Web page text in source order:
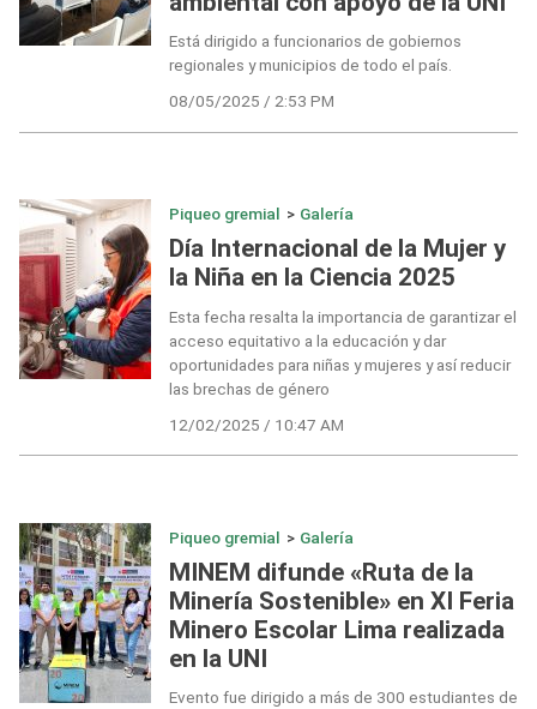
Está dirigido a funcionarios de gobiernos
regionales y municipios de todo el país.
08/05/2025 / 2:53 PM
Piqueo gremial > Galería
Día Internacional de la Mujer y
la Niña en la Ciencia 2025
Esta fecha resalta la importancia de garantizar el
acceso equitativo a la educación y dar
oportunidades para niñas y mujeres y así reducir
las brechas de género
12/02/2025 / 10:47 AM
Piqueo gremial > Galería
MINEM difunde «Ruta de la
Minería Sostenible» en XI Feria
Minero Escolar Lima realizada
en la UNI
Evento fue dirigido a más de 300 estudiantes de